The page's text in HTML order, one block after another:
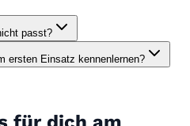
passt?
ersten Einsatz kennenlernen?